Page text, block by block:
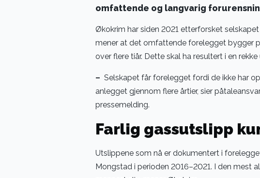
omfattende og langvarig
Økokrim har siden 2021 etterforsket
mener at det omfattende forelegget bygger
over flere tiår. Dette skal ha resultert i en
– Selskapet får forelegget fordi de ikke har
anlegget gjennom flere årtier, sier
pressemelding.
Farlig gassutslipp
Utslippene som nå er dokumentert i
Mongstad i perioden 2016–2021. I den mest